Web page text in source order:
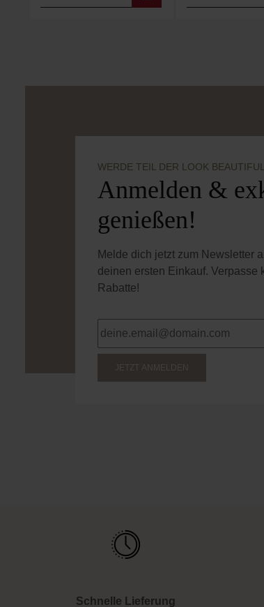
WERDE TEIL DER LOOK
Anmelden &
genießen!
Melde dich jetzt zum Newsletter
deinen ersten Einkauf.
Rabatte!
JETZT ANMELDEN
Schnelle Lieferung